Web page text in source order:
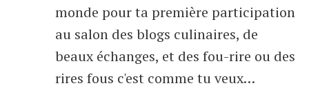
monde pour ta première participation
au salon des blogs culinaires, de
beaux échanges, et des fou-rire ou des
rires fous c'est comme tu veux…